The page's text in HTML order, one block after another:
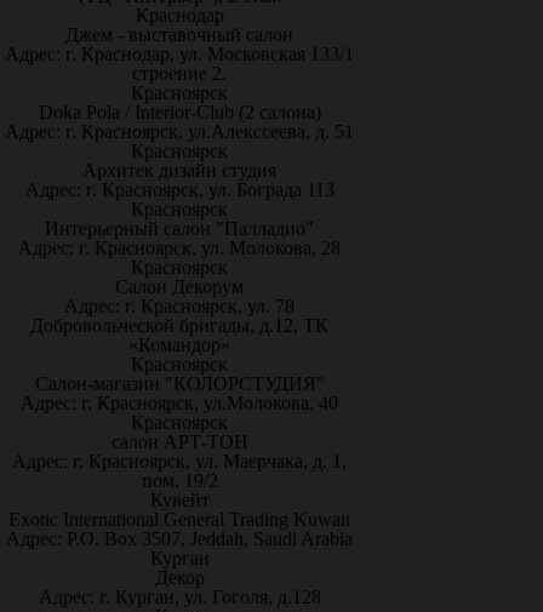
Краснодар
Джем - выставочный салон
Адрес: г. Краснодар, ул. Московская 133/1
строение 2.
Красноярск
Doka Pola / Interior-Club (2 салона)
Адрес: г. Красноярск, ул.Алекссеева, д. 51
Красноярск
Архитек дизайн студия
Адрес: г. Красноярск, ул. Бограда 113
Красноярск
Интерьерный салон "Палладио"
Адрес: г. Красноярск, ул. Молокова, 28
Красноярск
Салон Декорум
Адрес: г. Красноярск, ул. 78
Добровольческой бригады, д.12, ТК
«Командор»
Красноярск
Салон-магазин "КОЛОРСТУДИЯ"
Адрес: г. Красноярск, ул.Молокова, 40
Красноярск
салон АРТ-ТОН
Адрес: г. Красноярск, ул. Маерчака, д. 1,
пом. 19/2
Кувейт
Exotic International General Trading Kuwait
Адрес: P.O. Box 3507, Jeddah, Saudi Arabia
Курган
Декор
Адрес: г. Курган, ул. Гоголя, д.128